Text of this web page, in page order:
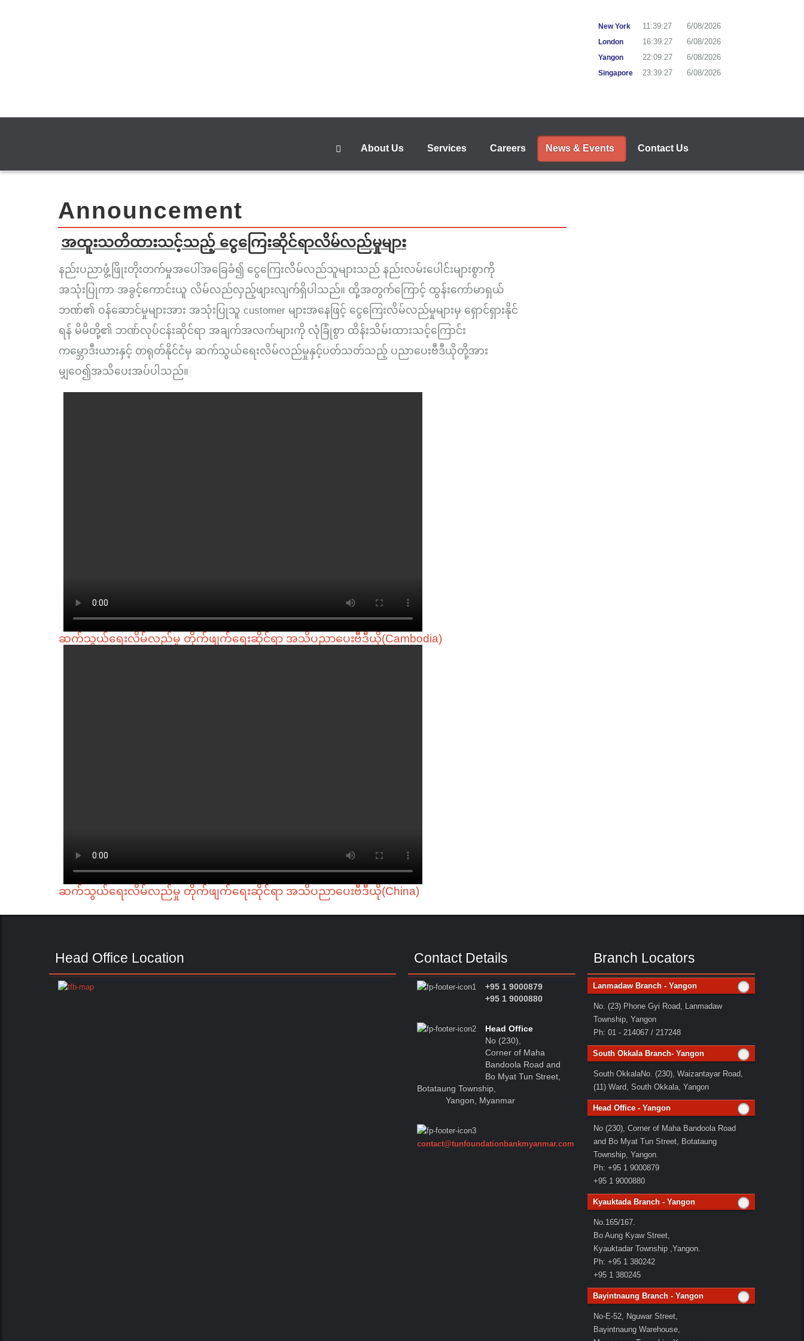
New York 11:39:28 6/08/2026
London 16:39:28 6/08/2026
Yangon 22:09:28 6/08/2026
Singapore 23:39:28 6/08/2026
About Us Services Careers News & Events Contact Us
Announcement
အထူးသတိထားသင့်သည့် ငွေကြေးဆိုင်ရာလိမ်လည်မှုများ
နည်းပညာဖွံ့ဖြိုးတိုးတက်မှုအပေါ်အခြေခံ၍ ငွေကြေးလိမ်လည်သူများသည် နည်းလမ်းပေါင်းများစွာကို
အသုံးပြုကာ အခွင့်ကောင်းယူ လိမ်လည်လှည့်ဖျားလျက်ရှိပါသည်။ ထို့အတွက်ကြောင့် ထွန်းကော်မာရှယ်
ဘဏ်၏ ဝန်ဆောင်မှုများအား အသုံးပြုသူ customer များအနေဖြင့် ငွေကြေးလိမ်လည်မှုများမှ ရှောင်ရှားနိုင်
ရန် မိမိတို့၏ ဘဏ်လုပ်ငန်းဆိုင်ရာ အချက်အလက်များကို လုံခြုံစွာ ထိန်းသိမ်းထားသင့်ကြောင်း
ကမ္ဘောဒီးယားနှင့် တရုတ်နိုင်ငံမှ ဆက်သွယ်ရေးလိမ်လည်မှုနှင့်ပတ်သတ်သည့် ပညာပေးဗီဒီယိုတို့အား
မျှဝေ၍အသိပေးအပ်ပါသည်။
ဆက်သွယ်ရေးလိမ်လည်မှု တိုက်ဖျက်ရေးဆိုင်ရာ အသိပညာပေးဗီဒီယို(Cambodia)
ဆက်သွယ်ရေးလိမ်လည်မှု တိုက်ဖျက်ရေးဆိုင်ရာ အသိပညာပေးဗီဒီယို(China)
Head Office Location Contact Details
+95 1 9000879
+95 1 9000880
Head Office
No (230),
Corner of Maha
Bandoola Road and
Bo Myat Tun Street,
Botataung Township,
Yangon, Myanmar
contact@tunfoundationbankmyanmar.com
Branch Locators
Lanmadaw Branch - Yangon
No. (23) Phone Gyi Road, Lanmadaw
Township, Yangon
Ph: 01 - 214067 / 217248
South Okkala Branch- Yangon
South OkkalaNo. (230), Waizantayar Road,
(11) Ward, South Okkala, Yangon
Head Office - Yangon
No (230), Corner of Maha Bandoola Road
and Bo Myat Tun Street, Botataung
Township, Yangon.
Ph: +95 1 9000879
+95 1 9000880
Kyauktada Branch - Yangon
No.165/167.
Bo Aung Kyaw Street,
Kyauktadar Township ,Yangon.
Ph: +95 1 380242
+95 1 380245
Bayintnaung Branch - Yangon
No-E-52, Nguwar Street,
Bayintnaung Warehouse,